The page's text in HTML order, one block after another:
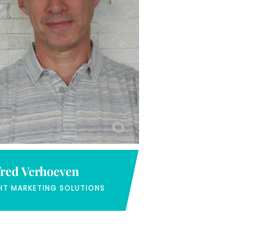
Verhoeven
MARKETING SOLUTIONS